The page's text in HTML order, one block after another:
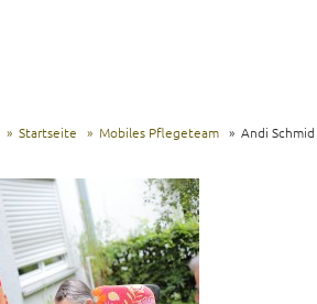
Startseite Mobiles Pflegeteam Andi Schmid